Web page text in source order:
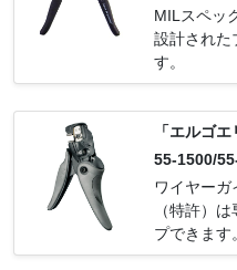
3/45-1987/
8/45-180/45-
73/45-
541/45-
-2934/55-
5-2776/45-
-2902/45-
5-183/45-
-1672/45-
MILスペッ
設計された
す。
「エルゴ
55-1500/
3/55-2564/
75/55-
903/55-
2934/55-
ワイヤーガ
（特許）
プできます。